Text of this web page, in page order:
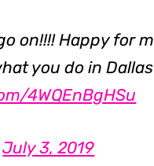
on!!!! Happy for
you do in
4WQEnBgHSu
July 3, 2019